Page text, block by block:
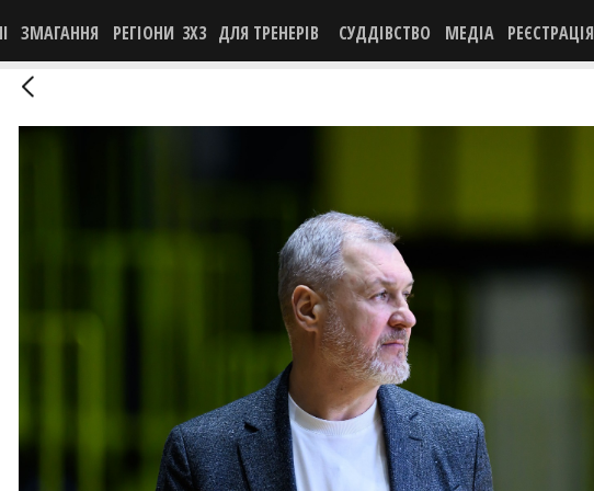
ЗМАГАННЯ РЕГІОНИ 3X3 ДЛЯ ТРЕНЕРІВ СУДДІВСТВО МЕДІА РЕЄСТРАЦІЯ